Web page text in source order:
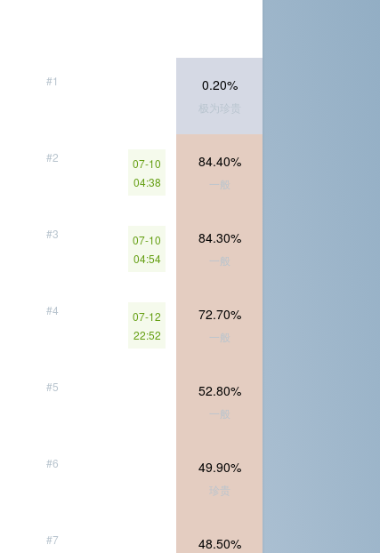
#1 0.20%
极为珍贵
#2
07-10
04:38
84.40%
一般
#3
07-10
04:54
84.30%
一般
#4
07-12
22:52
72.70%
一般
#5 52.80%
一般
#6 49.90%
珍贵
#7 48.50%